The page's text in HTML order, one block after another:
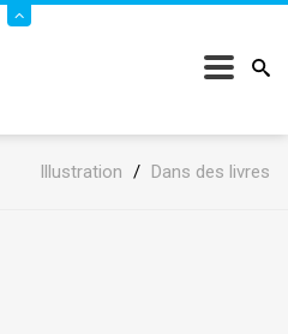
Illustration / Dans des livres